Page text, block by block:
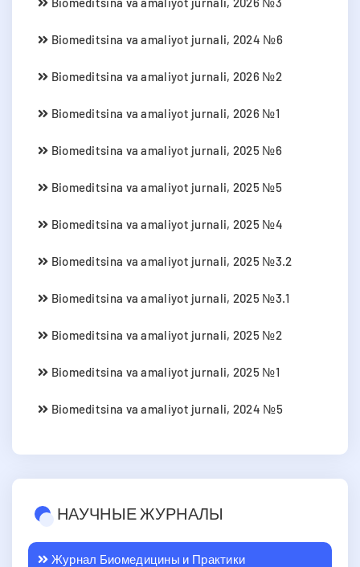
Biomeditsina va amaliyot jurnali, 2024 №6
Biomeditsina va amaliyot jurnali, 2026 №2
Biomeditsina va amaliyot jurnali, 2026 №1
Biomeditsina va amaliyot jurnali, 2025 №6
Biomeditsina va amaliyot jurnali, 2025 №5
Biomeditsina va amaliyot jurnali, 2025 №4
Biomeditsina va amaliyot jurnali, 2025 №3.2
Biomeditsina va amaliyot jurnali, 2025 №3.1
Biomeditsina va amaliyot jurnali, 2025 №2
Biomeditsina va amaliyot jurnali, 2025 №1
Biomeditsina va amaliyot jurnali, 2024 №5
НАУЧНЫЕ ЖУРНАЛЫ
Журнал Биомедицины и Практики